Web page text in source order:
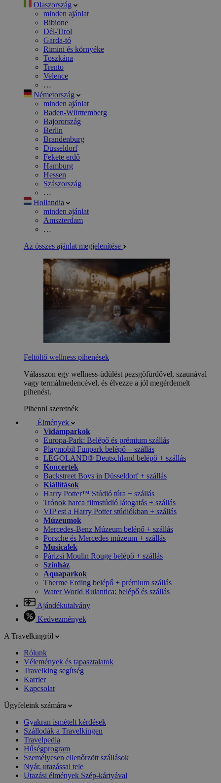
Olaszország
minden ajánlat
Bibione
Dél-Tirol
Garda-tó
Rimini és környéke
Toszkána
Trento
Velence
…
Németország
minden ajánlat
Baden-Württemberg
Bajorország
Berlin
Brandenburg
Düsseldorf
Fekete erdő
Hamburg
Hessen
Szászország
…
Hollandia
minden ajánlat
Amszterdam
…
Az összes ajánlat megjelenítése
Feltöltő wellness pihenések
Válasszon egy wellness-üdülést pezsgőfürdővel, szaunával
vagy termálmedencével, és élvezze a jól megérdemelt
pihenést.
Pihenni szeretnék
Élmények
Vidámparkok
Europa-Park: Belépő és prémium szállás
Playmobil Funpark belépő + szállás
LEGOLAND® Deutschland belépő + szállás
Koncertek
Backstreet Boys in Düsseldorf + szállás
Kiállítások
Harry Potter™ Stúdió túra + szállás
Trónok harca filmstúdió látogatás + szállás
VIP est a Harry Potter stúdiókban + szállás
Múzeumok
Mercedes-Benz Múzeum belépő + szállás
Porsche és Mercedes múzeum + szállás
Musicalek
Párizsi Moulin Rouge belépő + szállás
Színház
Aquaparkok
Therme Erding belépő + prémium szállás
Water World Rulantica: belépő és szállás
Ajándékutalvány
Kedvezmények
A Travelkingről
Rólunk
Vélemények és tapasztalatok
Travelking segítség
Karrier
Kapcsolat
Ügyfeleink számára
Gyakran ismételt kérdések
Szállodák a Travelkingen
Travelpedia
Hűségprogram
Személyesen ellenőrzött szállások
Nyár, utazással tele
Utazási élmények Szép-kártyával